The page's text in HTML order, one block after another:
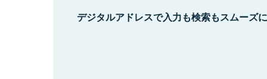
デジタルアドレスで入力も検索もスムーズ